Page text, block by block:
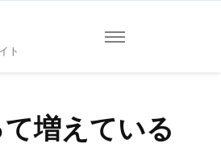
ト
増えている